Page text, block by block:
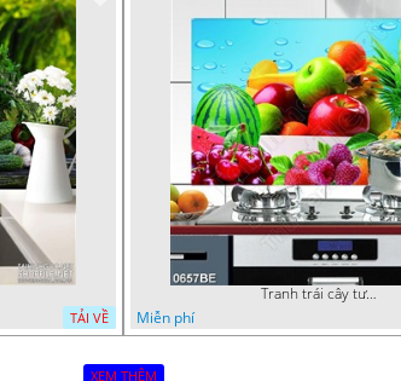
TẢI VỀ
Tranh trái cây tươi dán tường bếp 3d
Miễn phí
XEM THÊM